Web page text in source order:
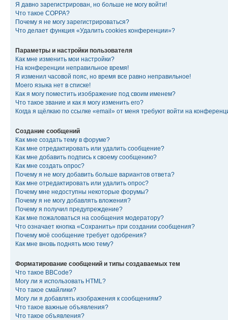
Я давно зарегистрирован, но больше не могу войти!
Что такое COPPA?
Почему я не могу зарегистрироваться?
Что делает функция «Удалить cookies конференции»?
Параметры и настройки пользователя
Как мне изменить мои настройки?
На конференции неправильное время!
Я изменил часовой пояс, но время все равно неправильное!
Моего языка нет в списке!
Как я могу поместить изображение под своим именем?
Что такое звание и как я могу изменить его?
Когда я щёлкаю по ссылке «email» от меня требуют войти на
Создание сообщений
Как мне создать тему в форуме?
Как мне отредактировать или удалить сообщение?
Как мне добавить подпись к своему сообщению?
Как мне создать опрос?
Почему я не могу добавить больше вариантов ответа?
Как мне отредактировать или удалить опрос?
Почему мне недоступны некоторые форумы?
Почему я не могу добавлять вложения?
Почему я получил предупреждение?
Как мне пожаловаться на сообщения модератору?
Что означает кнопка «Сохранить» при создании сообщения?
Почему моё сообщение требует одобрения?
Как мне вновь поднять мою тему?
Форматирование сообщений и типы создаваемых тем
Что такое BBCode?
Могу ли я использовать HTML?
Что такое смайлики?
Могу ли я добавлять изображения к сообщениям?
Что такое важные объявления?
Что такое объявления?